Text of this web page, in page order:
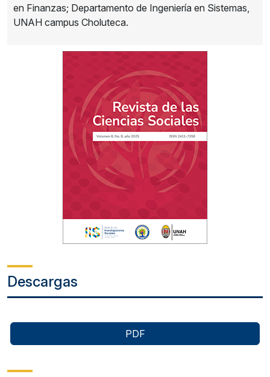
en Finanzas; Departamento de Ingeniería en Sistemas,
UNAH campus Choluteca.
Descargas
PDF